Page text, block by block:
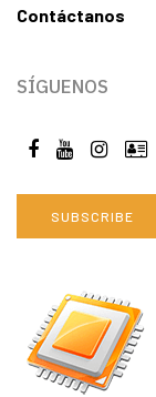
Contáctanos
SÍGUENOS
SUBSCRIBE